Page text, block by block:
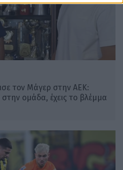
τον Μάγερ στην ΑΕΚ:
ομάδα, έχεις το βλέμμα